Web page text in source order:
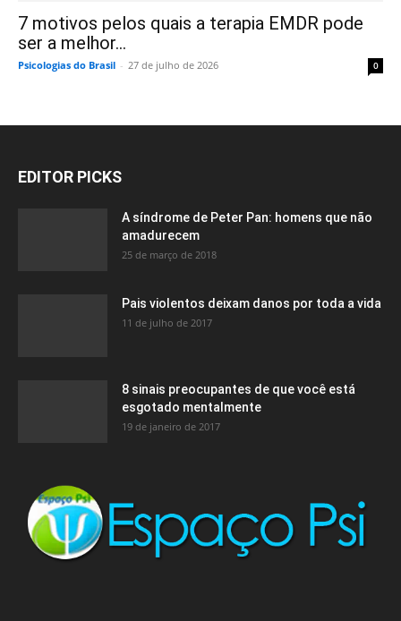
7 motivos pelos quais a terapia EMDR pode
ser a melhor...
Psicologias do Brasil - 27 de julho de 2026 0
EDITOR PICKS
A síndrome de Peter Pan: homens que não
amadurecem
25 de março de 2018
Pais violentos deixam danos por toda a vida
11 de julho de 2017
8 sinais preocupantes de que você está
esgotado mentalmente
19 de janeiro de 2017